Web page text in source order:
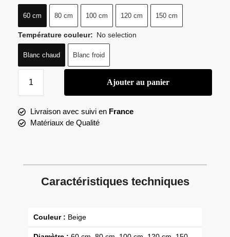
60 cm 80 cm 100 cm 120 cm 150 cm
Température couleur: No selection
Blanc chaud Blanc froid
Ajouter au panier
Livraison avec suivi en France
Matériaux de Qualité
Caractéristiques techniques
Couleur : Beige